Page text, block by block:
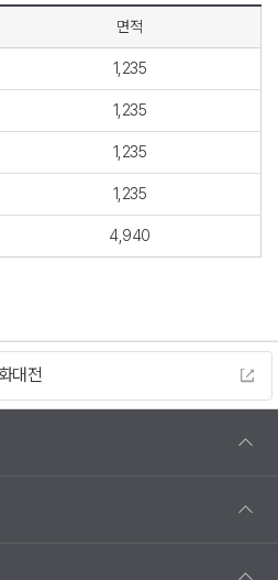
면적
1,235
1,235
1,235
1,235
4,940
대전